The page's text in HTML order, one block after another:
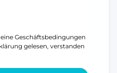
Geschäftsbedingungen
gelesen, verstanden